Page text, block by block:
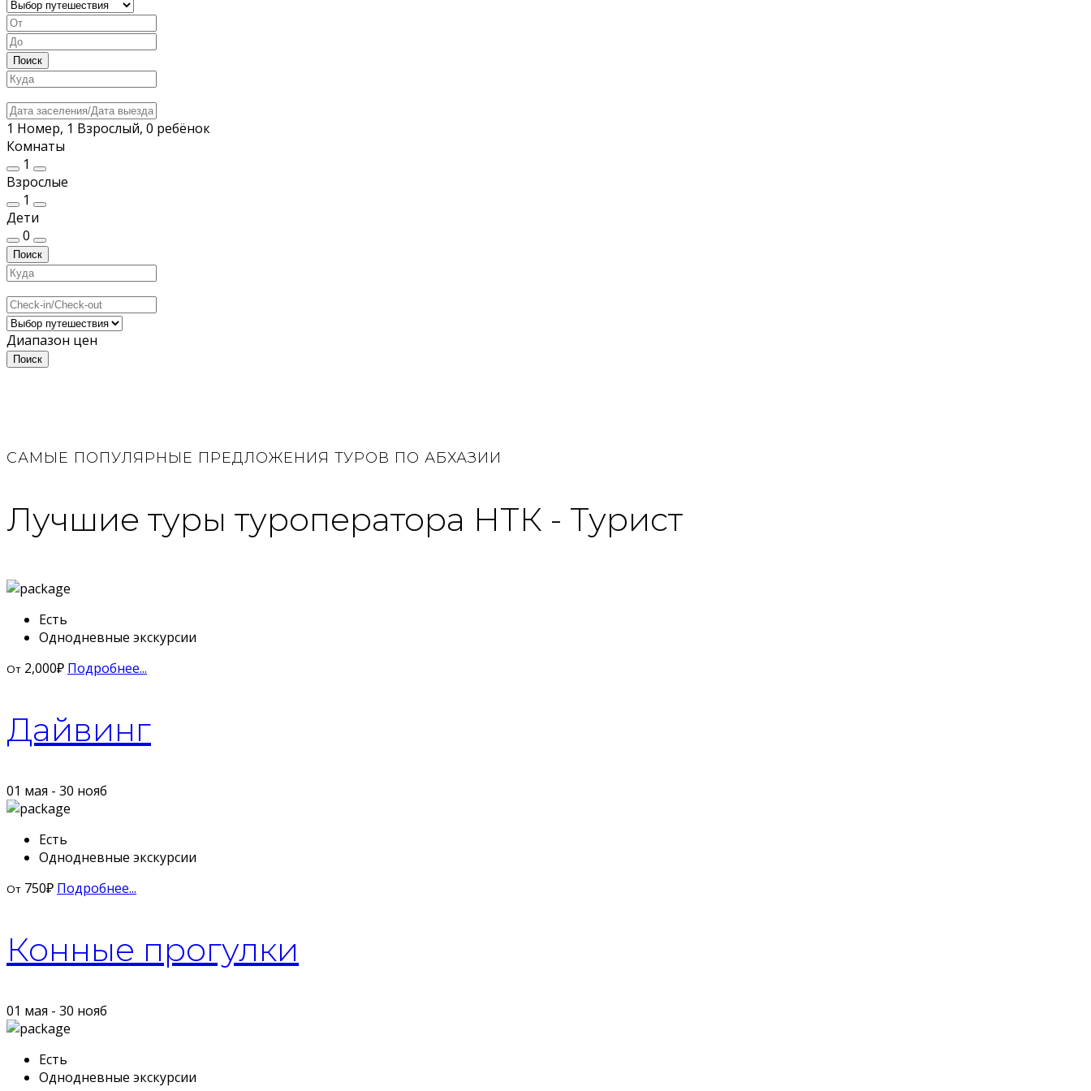
Поиск
1 Номер, 1 Взрослый, 0 ребёнок
Комнаты
1
Взрослые
1
Дети
0
Поиск
Диапазон цен
Поиск
САМЫЕ ПОПУЛЯРНЫЕ ПРЕДЛОЖЕНИЯ ТУРОВ ПО АБХАЗИИ
Лучшие туры туроператора НТК - Турист
Есть
Однодневные экскурсии
От 2,000₽ Подробнее...
Дайвинг
01 мая - 30 нояб
Есть
Однодневные экскурсии
От 750₽ Подробнее...
Конные прогулки
01 мая - 30 нояб
Есть
Однодневные экскурсии